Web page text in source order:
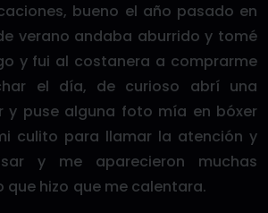
bueno el año pasado en
verano andaba aburrido y tomé
y fui al costanera a comprarme
el día, de curioso abrí una
y puse alguna foto mía en bóxer
culito para llamar la atención y
y me aparecieron muchas
que hizo que me calentara.